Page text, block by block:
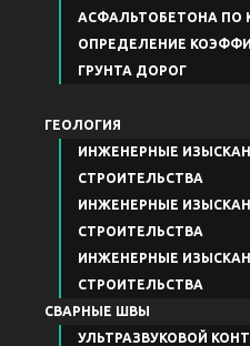
АСФАЛЬТОБЕТОНА ПО
ОПРЕДЕЛЕНИЕ
ГРУНТА ДОРОГ
ГЕОЛОГИЯ
ИНЖЕНЕРНЫЕ
СТРОИТЕЛЬСТВА
ИНЖЕНЕРНЫЕ
СТРОИТЕЛЬСТВА
ИНЖЕНЕРНЫЕ
СТРОИТЕЛЬСТВА
СВАРНЫЕ ШВЫ
УЛЬТРАЗВУКОВОЙ